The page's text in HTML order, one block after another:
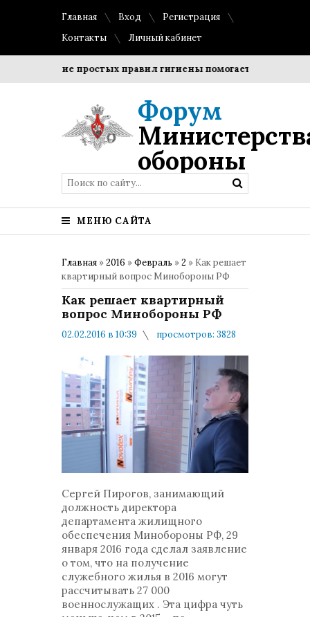
Главная Вход
Регистрация
Контакты
Личный кабинет
простых правил гигиены помогает сохранить
Форум
обороны
МЕНЮ САЙТА
Главная »2016 »Февраль »2 » Как решает
квартирный вопрос Минобороны РФ
Как решает квартирный
вопрос Минобороны РФ
02.02.2016 в 10:39
просмотров: 3828
Жилищное обеспечение
Сергей Пирогов, занимающий
должность директора
департамента жилищного
обеспечения Минобороны РФ, 29
января 2016 года сделал заявление
о том, что на получение
служебного жилья в 2016 могут
рассчитывать 27 000
военнослужащих . Эта цифра чуть